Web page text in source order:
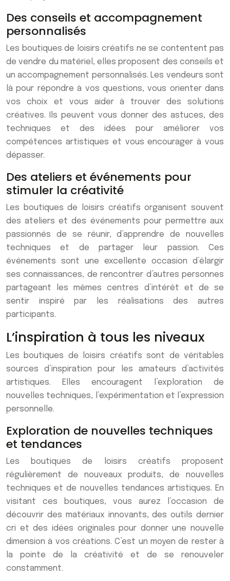
Des conseils et accompagnement
personnalisés
Les boutiques de loisirs créatifs ne se contentent pas
de vendre du matériel, elles proposent des conseils et
un accompagnement personnalisés. Les vendeurs sont
là pour répondre à vos questions, vous orienter dans
vos choix et vous aider à trouver des solutions
créatives. Ils peuvent vous donner des astuces, des
techniques et des idées pour améliorer vos
compétences artistiques et vous encourager à vous
dépasser.
Des ateliers et événements pour
stimuler la créativité
Les boutiques de loisirs créatifs organisent souvent
des ateliers et des événements pour permettre aux
passionnés de se réunir, d’apprendre de nouvelles
techniques et de partager leur passion. Ces
événements sont une excellente occasion d’élargir
ses connaissances, de rencontrer d’autres personnes
partageant les mêmes centres d’intérêt et de se
sentir inspiré par les réalisations des autres
participants.
L’inspiration à tous les niveaux
Les boutiques de loisirs créatifs sont de véritables
sources d’inspiration pour les amateurs d’activités
artistiques. Elles encouragent l’exploration de
nouvelles techniques, l’expérimentation et l’expression
personnelle.
Exploration de nouvelles techniques
et tendances
Les boutiques de loisirs créatifs proposent
régulièrement de nouveaux produits, de nouvelles
techniques et de nouvelles tendances artistiques. En
visitant ces boutiques, vous aurez l’occasion de
découvrir des matériaux innovants, des outils dernier
cri et des idées originales pour donner une nouvelle
dimension à vos créations. C’est un moyen de rester à
la pointe de la créativité et de se renouveler
constamment.